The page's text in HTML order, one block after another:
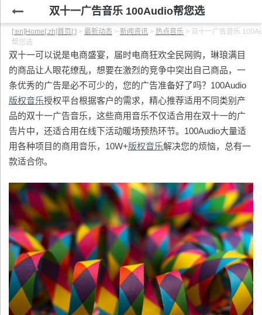
双十一广告音乐 100Audio帮您选
[:en]Home[:zh]首页[:] > 最新动态 > 新闻资讯 > 热点音乐 > 双十一广告音乐
帮您选
双十一可以说是电商盛宴，届时电商狂欢全民网购，琳琅满目
的商品让人眼花缭乱，想要在激烈的竞争中突出自己商品，一
条优秀的广告是必不可少的，您的广告准备好了吗？100Audio
版权音乐授权平台根据客户的需求，精心推荐适用不同类别产
品的双十一广告音乐，这些商用音乐不仅适合用在双十一的广
告片中，还适合用在线下活动暖场预热环节。100Audio大量适
用各种项目的商用音乐，10W+版权音乐解决您的烦恼，总有一
款适合你。